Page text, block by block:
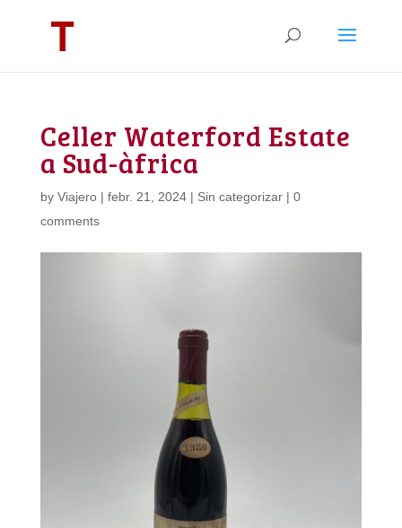
Celler Waterford Estate
a Sud-àfrica
by Viajero| febr. 21, 2024| Sin categorizar| 0
comments